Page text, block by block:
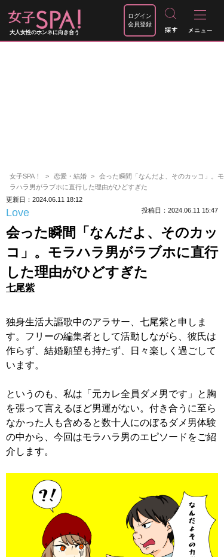
大人女性のホンネに向き合う
ログイン
会員登録
女子SPA！ 恋愛・結婚
会った瞬間「なんだよ、そのカッコ」。モ
ラハラ男がラブホに直行した理由がひどすぎた
更新日：2024.06.11 18:12
Love 投稿日：2024.06.11 15:47
会った瞬間「なんだよ、そのカッ
コ」。モラハラ男がラブホに直行
した理由がひどすぎた
七尾紫
独身生活大謳歌中のアラサー、七尾紫と申しま
す。フリーの編集者として活動しながら、彼氏は
作らず、結婚願望も持たず、日々楽しく過ごして
います。
というのも、私は「元カレ全員ダメ男です」と胸
を張って言えるほど男運がない。付き合うに至ら
なかった人も含めると数十人にのぼるダメ男体験
の中から、今回はモラハラ男のエピソードをご紹
介します。